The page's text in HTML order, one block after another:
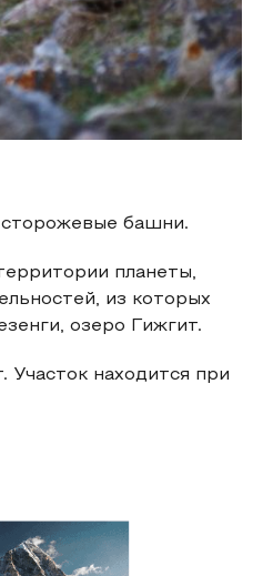
сторожевые башни.
планеты,
из которых
озеро Гижгит.
Участок находится при